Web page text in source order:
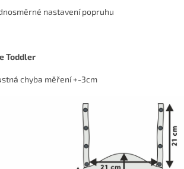
nastavení popruhu
Toddler
chyba měření +-3cm